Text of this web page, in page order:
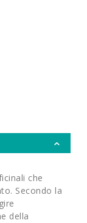
che
Secondo la
della